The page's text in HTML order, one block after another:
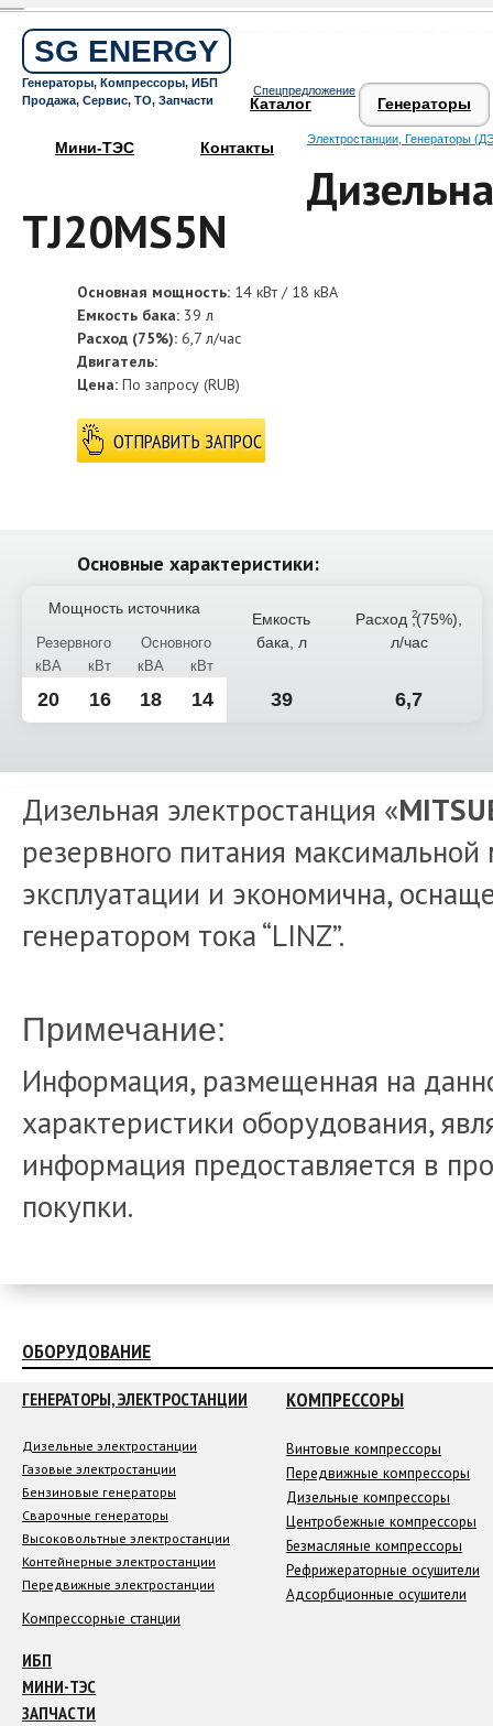
SG ENERGY
Генераторы, Компрессоры, ИБП
Продажа, Сервис, ТО, Запчасти
Спецпредложение
Каталог Генераторы
Мини-ТЭС Контакты Электростанции, Генераторы
TJ20MS5N
Основная мощность: 14 кВт / 18 кВА
Емкость бака: 39 л
Расход (75%): 6,7 л/час
Двигатель:
Цена: По запросу (RUB)
ОТПРАВИТЬ ЗАПРОС
Основные характеристики:
Мощность источника
Емкость
бака, л
Расход ,(75%),
л/час
Резервного
Основного
кВА
кВт кВА кВт
20 16 18 14 39 6,7
Дизельная электростанция «
резервного питания
эксплуатации и экономична,
генератором тока “LINZ”.
Примечание:
Информация, размещенная на
характеристики оборудования,
информация предоставляется в
покупки.
ОБОРУДОВАНИЕ
ГЕНЕРАТОРЫ, ЭЛЕКТРОСТАНЦИИ
Дизельные электростанции
Газовые электростанции
Бензиновые генераторы
Сварочные генераторы
Высоковольтные электростанции
Контейнерные электростанции
Передвижные электростанции
КОМПРЕССОРЫ
Винтовые компрессоры
Передвижные компрессоры
Дизельные компрессоры
Центробежные компрессоры
Безмасляные компрессоры
Рефрижераторные осушители
Адсорбционные осушители
Компрессорные станции
ИБП
МИНИ-ТЭС
ЗАПЧАСТИ